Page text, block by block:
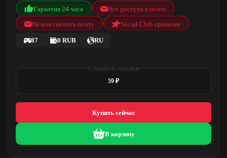
Edition | SMITE
Гарантия 24 часа
Нет доступа к почте
Нельзя сменить почту
Social Club привязан
87 0 RUB RU
Стоимость покупки
59 ₽
Купить сейчас
В корзину